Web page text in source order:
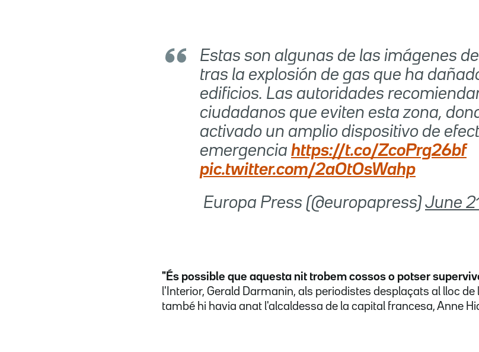
Estas son algunas de las imágenes
tras la explosión de gas que ha
edificios. Las autoridades
ciudadanos que eviten esta zona,
activado un amplio dispositivo de
emergencia https://t.co/ZcoPrg26bf
pic.twitter.com/2aOtOsWahp
 Europa Press (@europapress)June
"És possible que aquesta nit trobem cossos o potser
l'Interior, Gerald Darmanin, als periodistes desplaçats al lloc de
també hi havia anat l'alcaldessa de la capital francesa, Anne